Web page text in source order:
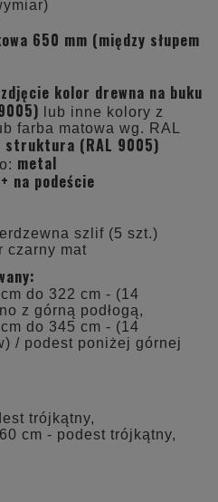
650 mm (między słupem
kolor drewna na buku
lub inne kolory z
farba matowa wg. RAL
struktura (RAL 9005)
metal
na podeście
szlif (5 szt.)
czarny mat
do 322 cm - (14
z górną podłogą,
do 345 cm - (14
/ podest poniżej górnej
trójkątny,
cm - podest trójkątny,